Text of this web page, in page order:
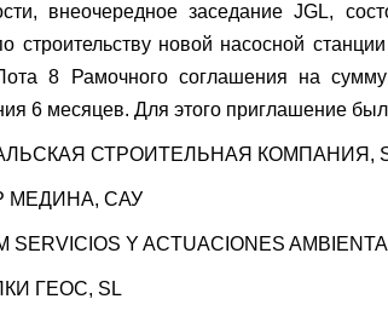
внеочередное заседание JGL,
строительству новой насосной
8 Рамочного соглашения на
6 месяцев. Для этого приглашение
СТРОИТЕЛЬНАЯ КОМПАНИЯ,
МЕДИНА, САУ
SERVICIOS Y ACTUACIONES
ГЕОС, SL